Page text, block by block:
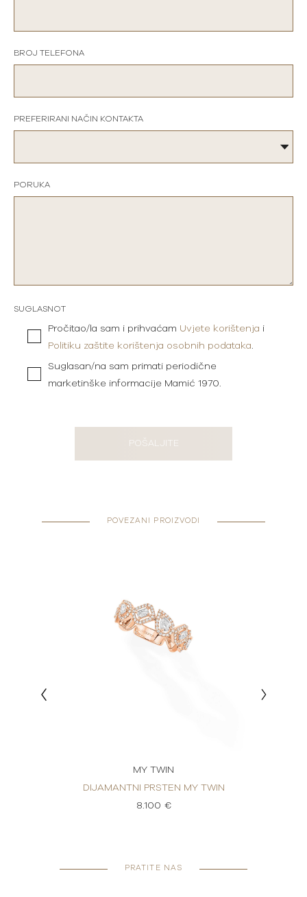
BROJ TELEFONA
PREFERIRANI NAČIN KONTAKTA
PORUKA
SUGLASNOT
Pročitao/la sam i prihvaćam Uvjete korištenja i
Politiku zaštite korištenja osobnih podataka.
Suglasan/na sam primati periodične
marketinške informacije Mamić 1970.
POŠALJITE
POVEZANI PROIZVODI
MY TWIN
DIJAMANTNI PRSTEN MY TWIN
8.100 €
PRATITE NAS